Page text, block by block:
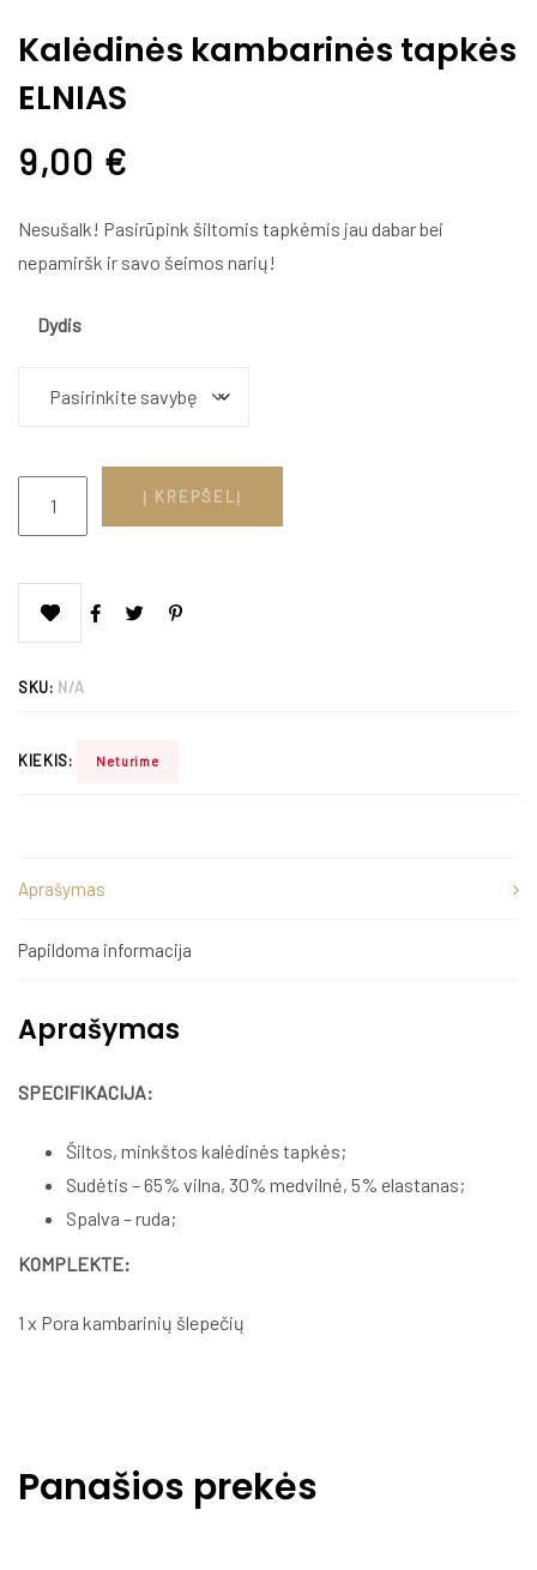
Kalėdinės kambarinės tapkės
ELNIAS
9,00 €
Nesušalk! Pasirūpink šiltomis tapkėmis jau dabar bei
nepamiršk ir savo šeimos narių!
Dydis
Į KREPŠELĮ
SKU: N/A
KIEKIS: Neturime
Aprašymas
Papildoma informacija
Aprašymas
SPECIFIKACIJA:
Šiltos, minkštos kalėdinės tapkės;
Sudėtis – 65% vilna, 30% medvilnė, 5% elastanas;
Spalva – ruda;
KOMPLEKTE:
1 x Pora kambarinių šlepečių
Panašios prekės